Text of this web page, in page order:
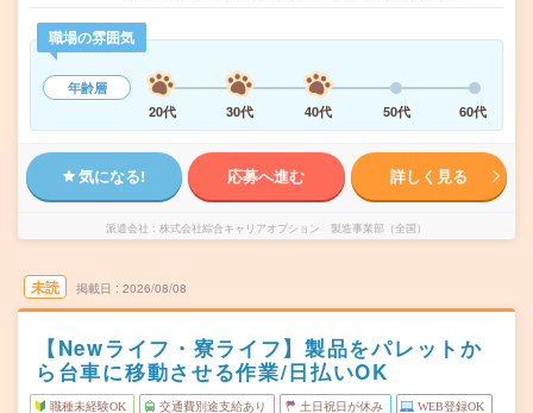
職場の雰囲気
年齢層
20代
30代 40代 50代 60代
気になる! 応募へ進む 詳しく見る
派遣会社 株式会社綜合キャリアオプション 製造事業部（全国）
未読 掲載日 2026/08/08
【Newライフ・寮ライフ】製品をパレットか
ら台車に移動させる作業/日払いOK
職種未経験OK 交通費別途支給あり 土日祝日が休み WEB登録OK